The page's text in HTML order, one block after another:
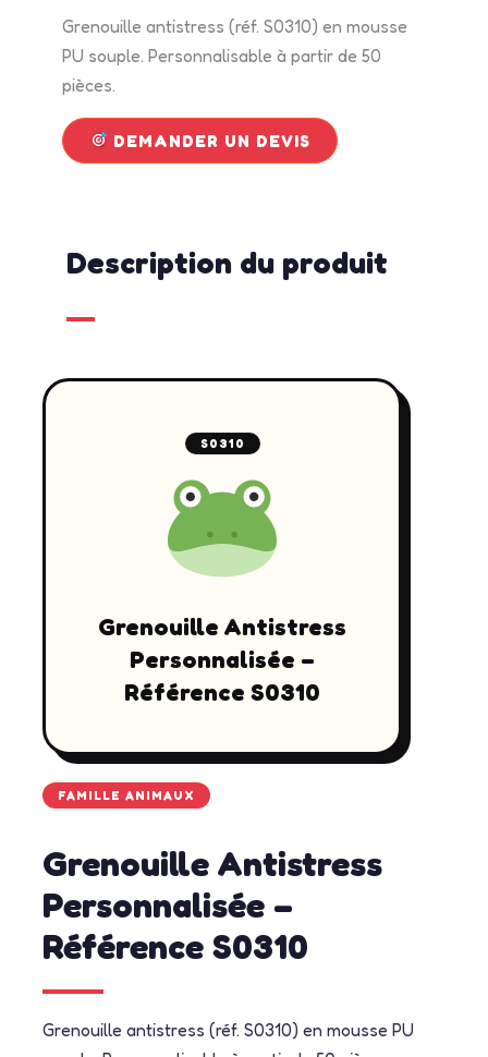
Grenouille antistress (réf. S0310) en mousse
PU souple. Personnalisable à partir de 50
pièces.
DEMANDER UN DEVIS
Description du produit
S0310
Grenouille Antistress
Personnalisée –
Référence S0310
FAMILLE ANIMAUX
Grenouille Antistress
Personnalisée –
Référence S0310
Grenouille antistress (réf. S0310) en mousse PU